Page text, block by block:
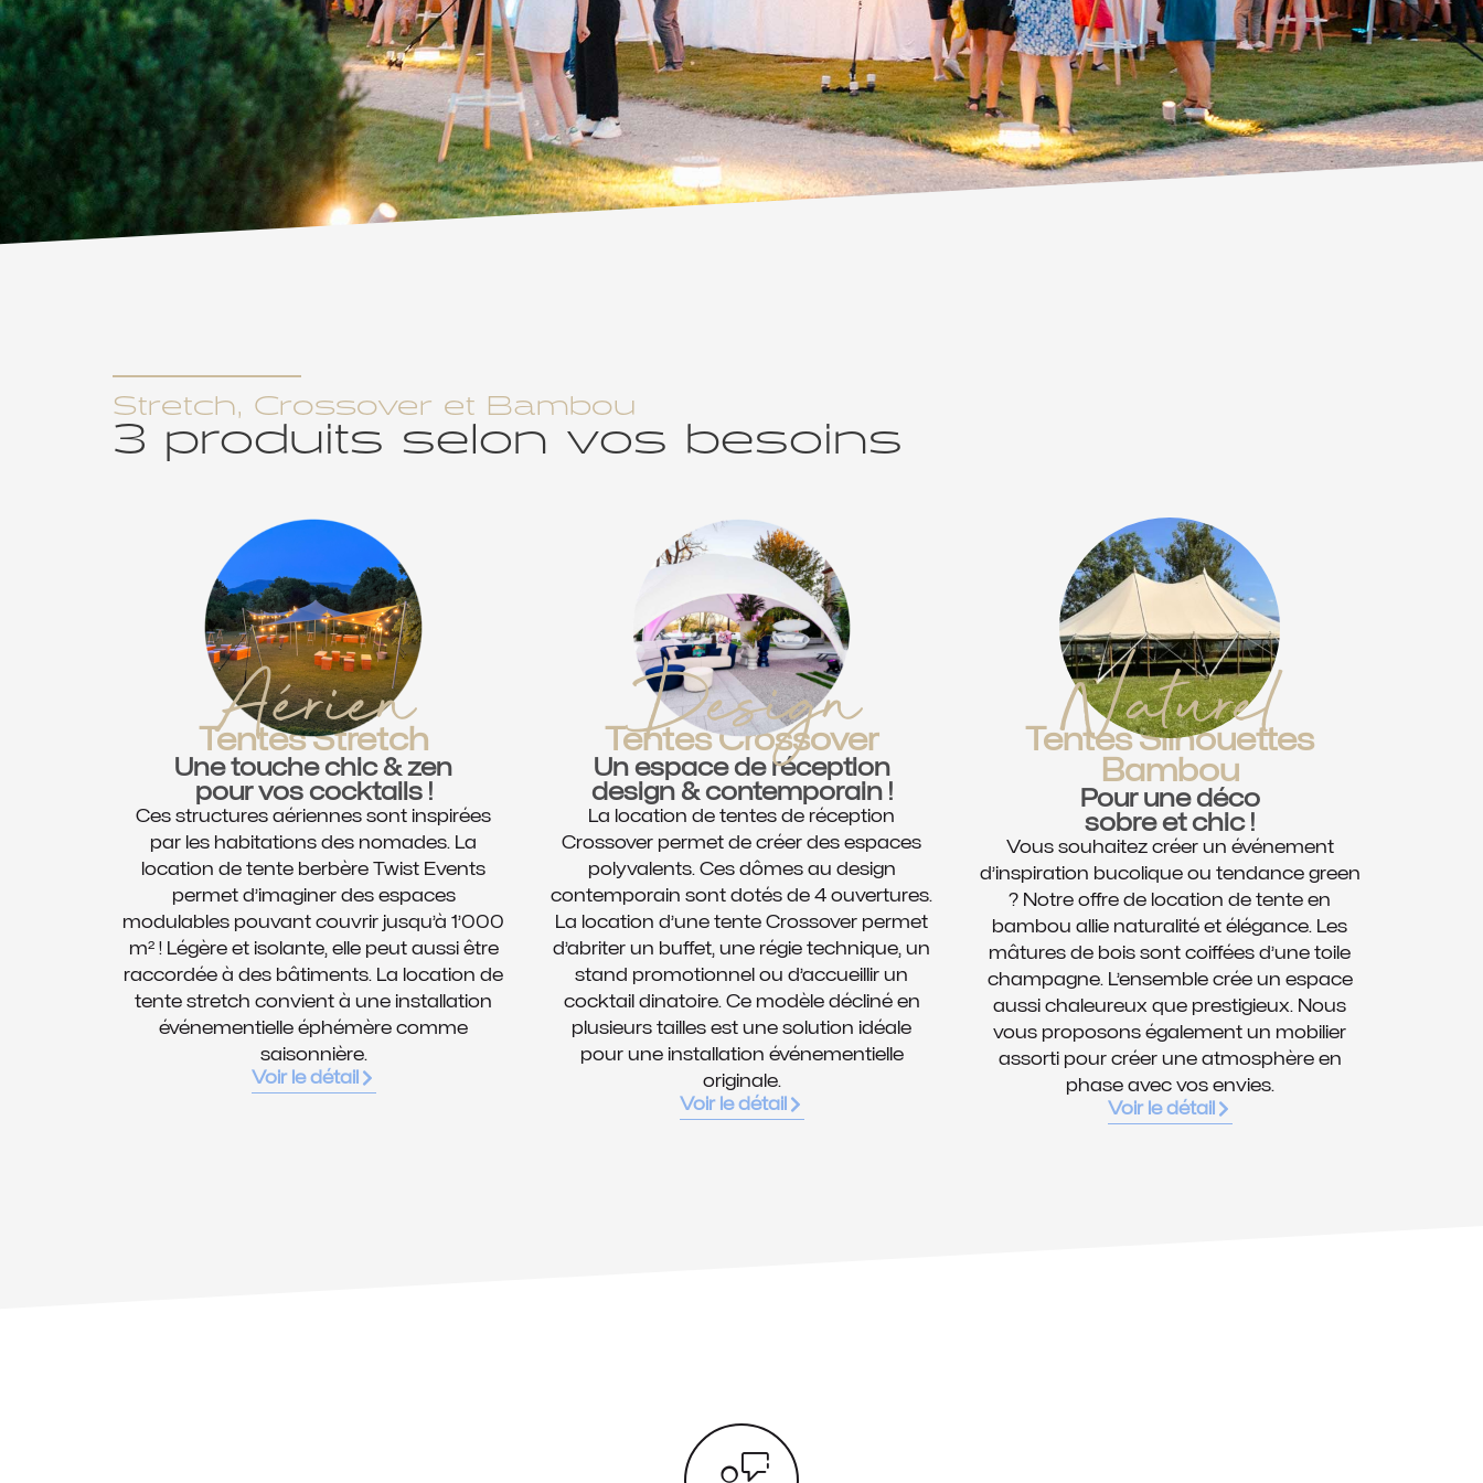
Stretch, Crossover et Bambou
3 produits selon vos besoins
Aérien
Tentes Stretch
Une touche chic & zen
pour vos cocktails !
Ces structures aériennes sont inspirées
par les habitations des nomades. La
location de tente berbère Twist Events
permet d’imaginer des espaces
modulables pouvant couvrir jusqu’à 1’000
m² ! Légère et isolante, elle peut aussi être
raccordée à des bâtiments. La location de
tente stretch convient à une installation
événementielle éphémère comme
saisonnière.
Voir le détail
Design
Tentes Crossover
Un espace de réception
design & contemporain !
La location de tentes de réception
Crossover permet de créer des espaces
polyvalents. Ces dômes au design
contemporain sont dotés de 4 ouvertures.
La location d’une tente Crossover permet
d’abriter un buffet, une régie technique, un
stand promotionnel ou d’accueillir un
cocktail dinatoire. Ce modèle décliné en
plusieurs tailles est une solution idéale
pour une installation événementielle
originale.
Voir le détail
Naturel
Tentes Silhouettes
Bambou
Pour une déco
sobre et chic !
Vous souhaitez créer un événement
d’inspiration bucolique ou tendance green
? Notre offre de location de tente en
bambou allie naturalité et élégance. Les
mâtures de bois sont coiffées d’une toile
champagne. L’ensemble crée un espace
aussi chaleureux que prestigieux. Nous
vous proposons également un mobilier
assorti pour créer une atmosphère en
phase avec vos envies.
Voir le détail